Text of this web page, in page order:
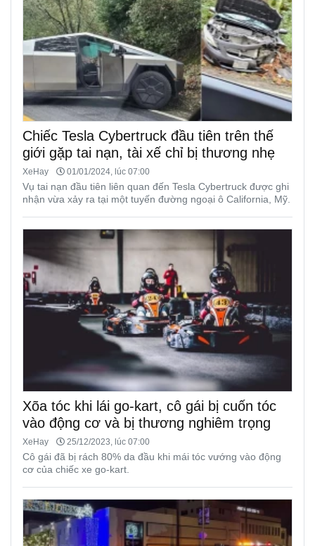
Chiếc Tesla Cybertruck đầu tiên trên thế
giới gặp tai nạn, tài xế chỉ bị thương nhẹ
XeHay 01/01/2024, lúc 07:00
Vụ tai nạn đầu tiên liên quan đến Tesla Cybertruck được ghi
nhận vừa xảy ra tại một tuyến đường ngoại ô California, Mỹ.
Xõa tóc khi lái go-kart, cô gái bị cuốn tóc
vào động cơ và bị thương nghiêm trọng
XeHay 25/12/2023, lúc 07:00
Cô gái đã bị rách 80% da đầu khi mái tóc vướng vào động
cơ của chiếc xe go-kart.